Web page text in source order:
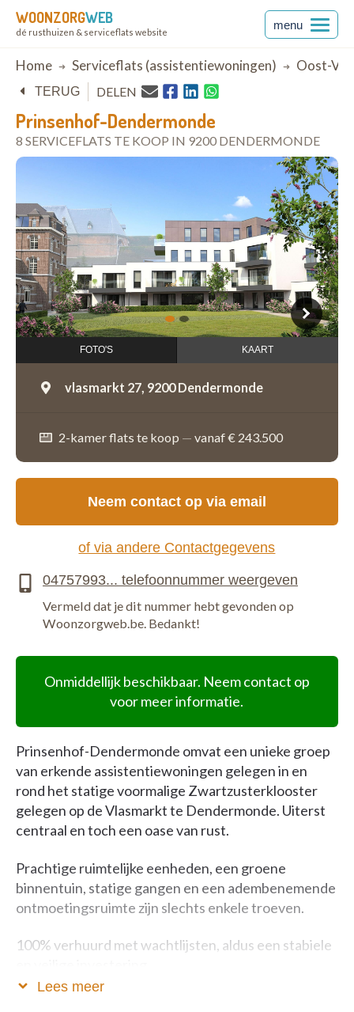
WOONZORGWEB
dé rusthuizen & serviceflats website
menu
Breadcrumb
Home Serviceflats (assistentiewoningen) Oost-
Prinsenhof-Dendermonde
8 SERVICEFLATS TE KOOP IN 9200 DENDERMONDE
TERUG DELEN
1 2
open in Google Maps
FOTO'S KAART
vlasmarkt 27, 9200 Dendermonde
2-kamer flats te koop — vanaf € 243.500
Onmiddellijk beschikbaar. Neem contact op
voor meer informatie.
Prinsenhof-Dendermonde omvat een unieke groep
van erkende assistentiewoningen gelegen in en
rond het statige voormalige Zwartzusterklooster
gelegen op de Vlasmarkt te Dendermonde. Uiterst
centraal en toch een oase van rust.
Prachtige ruimtelijke eenheden, een groene
binnentuin, statige gangen en een adembenemende
ontmoetingsruimte zijn slechts enkele troeven.
100% verhuurd met wachtlijsten, aldus een stabiele
Lees meer
Neem contact op via email
of via andere Contactgegevens
Vermeld dat je dit nummer hebt gevonden op
Woonzorgweb.be. Bedankt!